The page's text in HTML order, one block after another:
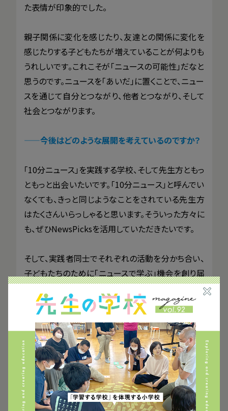
た表情が印象的でした。
親子関係に変化を感じたり、友達との関係に変化を
感じたりする子どもたちが増えていることが何よりも
うれしいです。これこそが「ニュースの可能性」だなと
思うのです。ニュースを「あいだ」に置くことで、ニュー
スを通じて自分とつながり、他者とつながり、そして
社会とつながります。
——今後はどのような展開を考えているのですか？
「10分ニュース」を実践する学校、そして先生方ともっ
ともっと出会いたいです。「10分ニュース」と呼んでい
なくても、きっと同じようなことをされている先生方
はたくさんいらっしゃると思います。そういった方々に
も、ぜひNewsPicksを活用していただきたいです。
そして、実践者同士でそれぞれの活動を分かち合い、
子どもたちのために「ニュースで学ぶ」機会を創り届
けたいです。
NewsPicks Education 10分ニュースの実
践事例